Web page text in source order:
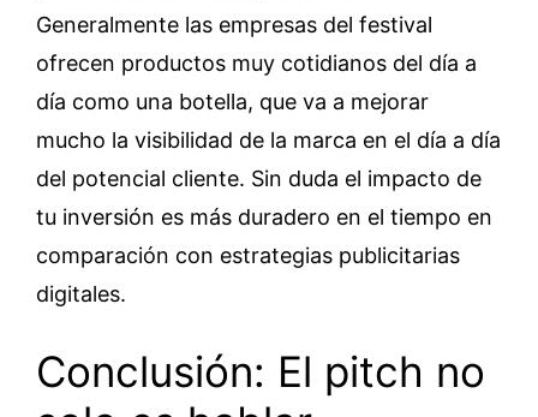
Generalmente las empresas del festival
ofrecen productos muy cotidianos del día a
día como una botella, que va a mejorar
mucho la visibilidad de la marca en el día a día
del potencial cliente. Sin duda el impacto de
tu inversión es más duradero en el tiempo en
comparación con estrategias publicitarias
digitales.
Conclusión: El pitch no